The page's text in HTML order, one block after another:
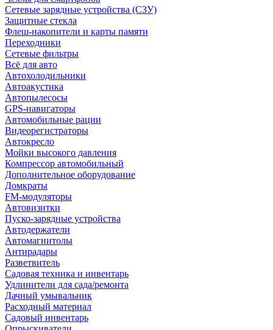
Сетевые зарядные устройства (СЗУ)
Защитные стекла
Флеш-накопители и карты памяти
Переходники
Сетевые фильтры
Всё для авто
Автохолодильники
Автоакустика
Автопылесосы
GPS-навигаторы
Автомобильные рации
Видеорегистраторы
Автокресло
Мойки высокого давления
Компрессор автомобильный
Дополнительное оборудование
Домкраты
FM-модуляторы
Автовизитки
Пуско-зарядные устройства
Автодержатели
Автомагнитолы
Антирадары
Разветвитель
Садовая техника и инвентарь
Удлинители для сада/ремонта
Дачный умывальник
Расходный материал
Садовый инвентарь